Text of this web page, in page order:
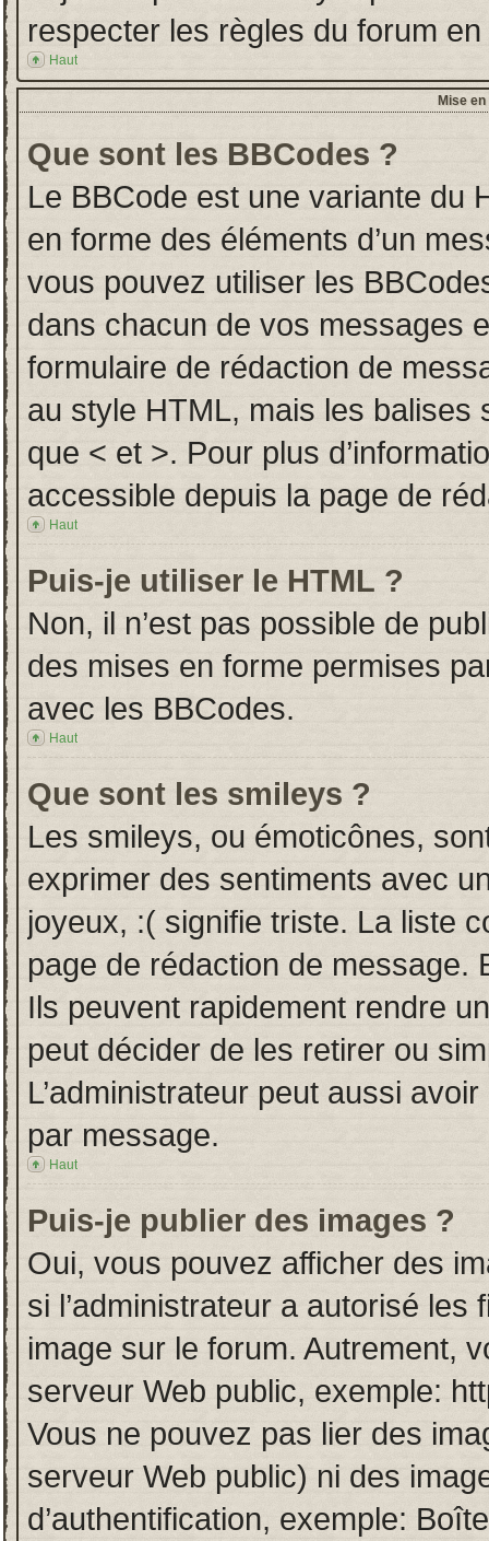
respecter les règles du forum
Haut
Mise
Que sont les BBCodes ?
Le BBCode est une variante du
en forme des éléments d’un
vous pouvez utiliser les
dans chacun de vos messages
formulaire de rédaction de
au style HTML, mais les
que < et >. Pour plus
accessible depuis la page de
Haut
Puis-je utiliser le HTML ?
Non, il n’est pas possible de
des mises en forme permises
avec les BBCodes.
Haut
Que sont les smileys ?
Les smileys, ou émoticônes,
exprimer des sentiments avec
joyeux, :( signifie triste. La liste
page de rédaction de message.
Ils peuvent rapidement rendre
peut décider de les retirer ou
L’administrateur peut aussi
par message.
Haut
Puis-je publier des images ?
Oui, vous pouvez afficher des
si l’administrateur a autorisé
image sur le forum. Autrement,
serveur Web public, exemple:
Vous ne pouvez pas lier des
serveur Web public) ni des
d’authentification, exemple: